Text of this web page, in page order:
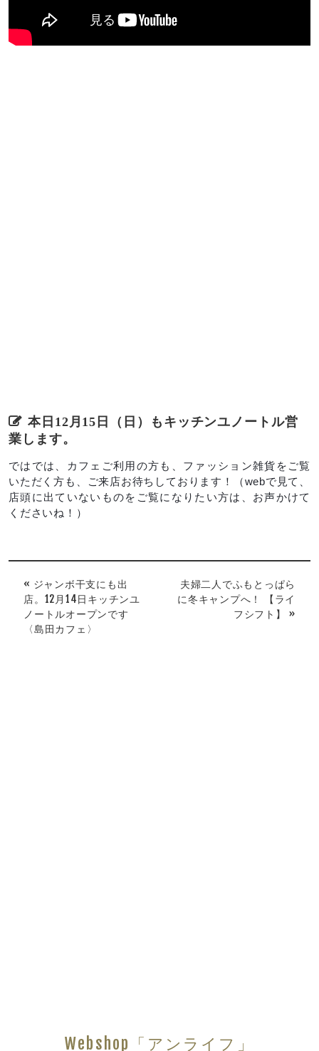
本日12月15日（日）もキッチンユノートル営
業します。
ではでは、カフェご利用の方も、ファッション雑貨をご覧
いただく方も、ご来店お待ちしております！（webで見て、
店頭に出ていないものをご覧になりたい方は、お声かけて
くださいね！）
« ジャンボ干支にも出
店。12月14日キッチンユ
ノートルオープンです
〈島田カフェ〉
夫婦二人でふもとっぱら
に冬キャンプへ！ 【ライ
フシフト】 »
Webshop「アンライフ」